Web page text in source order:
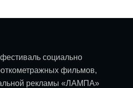
социально
фильмов,
рекламы «ЛАМПА»